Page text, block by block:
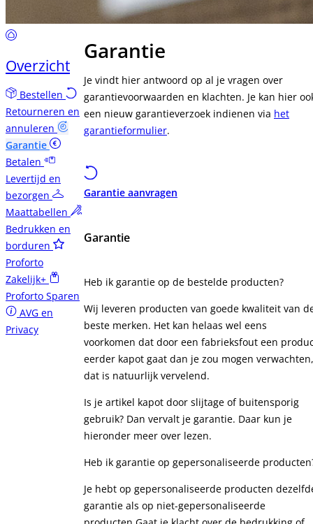
Overzicht
Bestellen
Retourneren en
annuleren
Garantie
Betalen
Levertijd en
bezorgen
Maattabellen
Bedrukken en
borduren
Proforto
Zakelijk+
Proforto Sparen
AVG en
Privacy
Garantie
Je vindt hier antwoord op al je vragen over
garantievoorwaarden en klachten. Je kan hier
een nieuw garantieverzoek indienen via het
garantieformulier.
Garantie aanvragen
Garantie
Heb ik garantie op de bestelde producten?
Wij leveren producten van goede kwaliteit van
beste merken. Het kan helaas wel eens
voorkomen dat door een fabrieksfout een
eerder kapot gaat dan je zou mogen verwachten,
dat is natuurlijk vervelend.
Is je artikel kapot door slijtage of buitensporig
gebruik? Dan vervalt je garantie. Daar kun je
hieronder meer over lezen.
Heb ik garantie op gepersonaliseerde
Je hebt op gepersonaliseerde producten
garantie als op niet-gepersonaliseerde